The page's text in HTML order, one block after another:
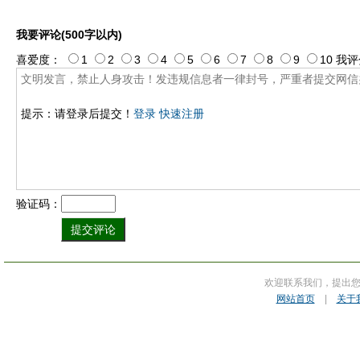
我要评论(500字以内)
提示：请登录后提交！ 登录 快速注册
喜爱度： 1 2 3 4 5 6 7 8 9 10 我评
验证码：
欢迎联系我们，提出
网站首页| 关于